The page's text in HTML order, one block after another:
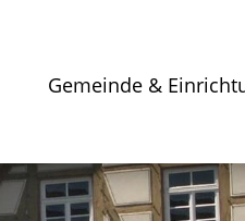
Gemeinde &